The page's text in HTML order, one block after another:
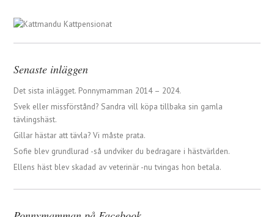
Senaste inläggen
Det sista inlägget. Ponnymamman 2014 – 2024.
Svek eller missförstånd? Sandra vill köpa tillbaka sin gamla
tävlingshäst.
Gillar hästar att tävla? Vi måste prata.
Sofie blev grundlurad -så undviker du bedragare i hästvärlden.
Ellens häst blev skadad av veterinär -nu tvingas hon betala.